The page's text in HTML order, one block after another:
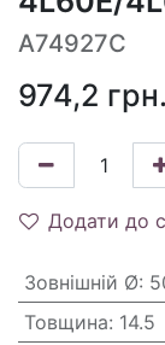
A74927C
974,2 грн.
Додати до
Зовнішній Ø:
Товщина: 14.5